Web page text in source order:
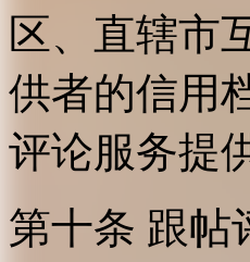
区、直辖市
供者的信用
评论服务提
第十条 跟帖